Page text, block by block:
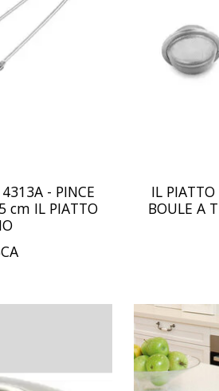
- PINCE
cm IL PIATTO
IL
BOULE A